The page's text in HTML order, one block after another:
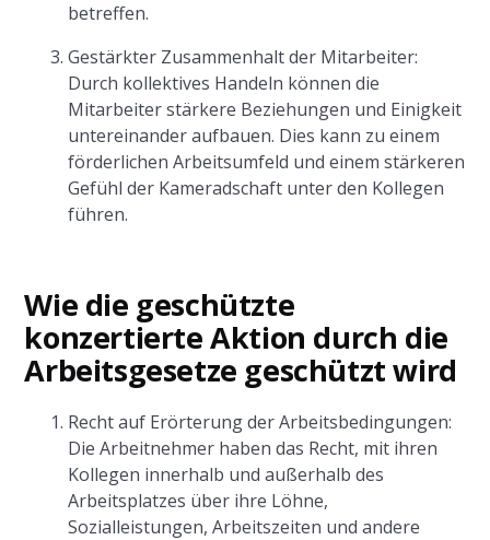
betreffen.
Gestärkter Zusammenhalt der Mitarbeiter:
Durch kollektives Handeln können die
Mitarbeiter stärkere Beziehungen und Einigkeit
untereinander aufbauen. Dies kann zu einem
förderlichen Arbeitsumfeld und einem stärkeren
Gefühl der Kameradschaft unter den Kollegen
führen.
Wie die geschützte
konzertierte Aktion durch die
Arbeitsgesetze geschützt wird
Recht auf Erörterung der Arbeitsbedingungen:
Die Arbeitnehmer haben das Recht, mit ihren
Kollegen innerhalb und außerhalb des
Arbeitsplatzes über ihre Löhne,
Sozialleistungen, Arbeitszeiten und andere